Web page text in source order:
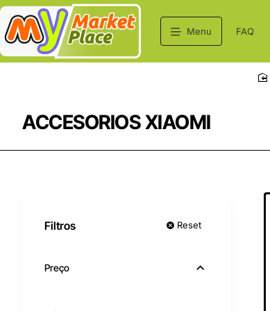
Menu FAQ
ACCESORIOS XIAOMI
Filtros Reset
Preço